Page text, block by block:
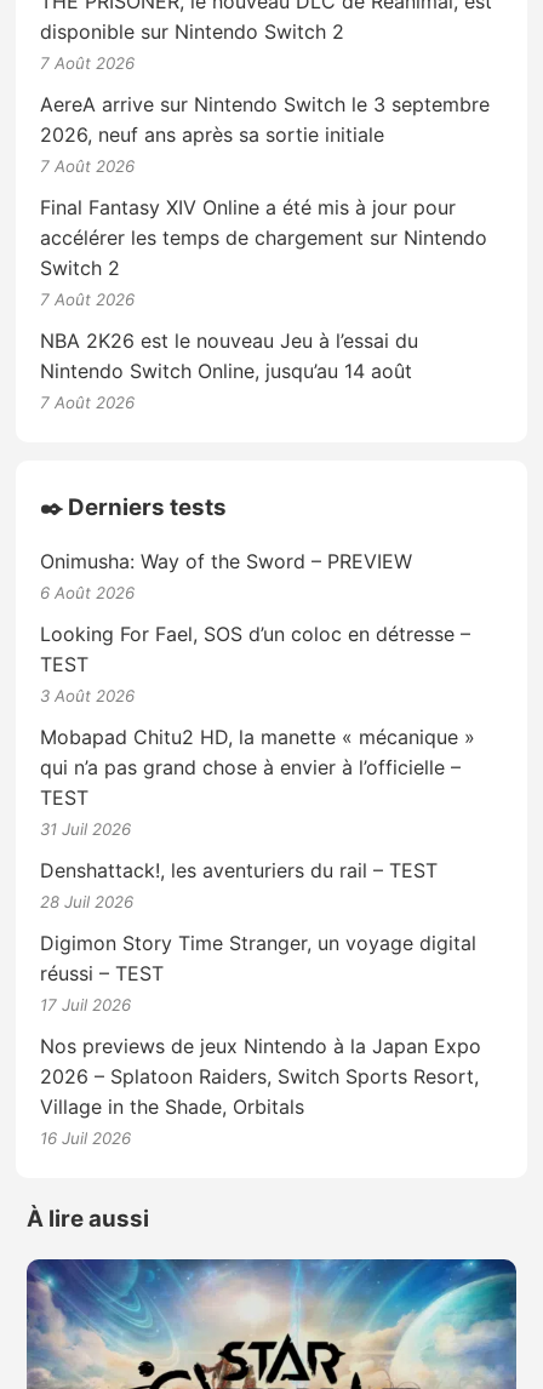
disponible sur Nintendo Switch 2
7 Août 2026
AereA arrive sur Nintendo Switch le 3 septembre
2026, neuf ans après sa sortie initiale
7 Août 2026
Final Fantasy XIV Online a été mis à jour pour
accélérer les temps de chargement sur Nintendo
Switch 2
7 Août 2026
NBA 2K26 est le nouveau Jeu à l’essai du
Nintendo Switch Online, jusqu’au 14 août
7 Août 2026
✒️ Derniers tests
Onimusha: Way of the Sword – PREVIEW
6 Août 2026
Looking For Fael, SOS d’un coloc en détresse –
TEST
3 Août 2026
Mobapad Chitu2 HD, la manette « mécanique »
qui n’a pas grand chose à envier à l’officielle –
TEST
31 Juil 2026
Denshattack!, les aventuriers du rail – TEST
28 Juil 2026
Digimon Story Time Stranger, un voyage digital
réussi – TEST
17 Juil 2026
Nos previews de jeux Nintendo à la Japan Expo
2026 – Splatoon Raiders, Switch Sports Resort,
Village in the Shade, Orbitals
16 Juil 2026
À lire aussi